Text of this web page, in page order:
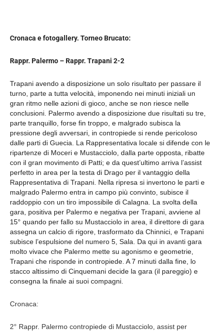
Cronaca e fotogallery. Torneo Brucato:
Rappr. Palermo – Rappr. Trapani 2-2
Trapani avendo a disposizione un solo risultato per passare il
turno, parte a tutta velocità, imponendo nei minuti iniziali un
gran ritmo nelle azioni di gioco, anche se non riesce nelle
conclusioni. Palermo avendo a disposizione due risultati su tre,
parte tranquillo, forse fin troppo, e malgrado subisca la
pressione degli avversari, in contropiede si rende pericoloso
dalle parti di Guecia. La Rappresentativa locale si difende con le
ripartenze di Moceri e Mustacciolo, dalla parte opposta, ribatte
con il gran movimento di Patti; e da quest’ultimo arriva l’assist
perfetto in area per la testa di Drago per il vantaggio della
Rappresentativa di Trapani. Nella ripresa si invertono le parti e
malgrado Palermo entra in campo più convinto, subisce il
raddoppio con un tiro impossibile di Calagna. La svolta della
gara, positiva per Palermo e negativa per Trapani, avviene al
15° quando per fallo su Mustacciolo in area, il direttore di gara
assegna un calcio di rigore, trasformato da Chinnici, e Trapani
subisce l’espulsione del numero 5, Sala. Da qui in avanti gara
molto vivace che Palermo mette su agonismo e geometrie,
Trapani che risponde in contropiede. A 7 minuti dalla fine, lo
stacco altissimo di Cinquemani decide la gara (il pareggio) e
consegna la finale ai suoi compagni.
Cronaca:
2° Rappr. Palermo contropiede di Mustacciolo, assist per